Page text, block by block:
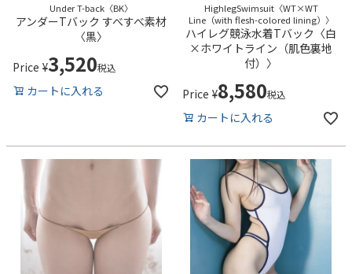
Under T-back〈BK〉
アンダーTバック すべすべ素材
〈黒〉
Price ¥3,520税込
カートに入れる
HighlegSwimsuit〈WT×WT
Line（with flesh-colored lining）〉
ハイレグ競泳水着Tバック〈白
×ホワイトライン（肌色裏地
付）〉
Price ¥8,580税込
カートに入れる